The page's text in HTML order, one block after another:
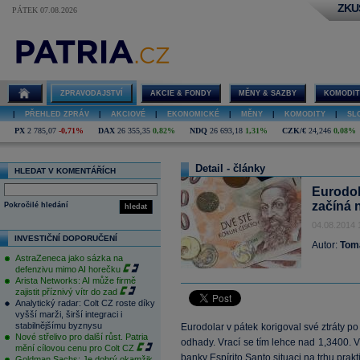
PÁTEK 07.08.2026
ZPRAVODAJSTVÍ AKCIE & FONDY MĚNY & SAZBY
PŘEHLED ZPRÁV AKCIOVÉ EKONOMICKÉ MĚNY KOMODITY
PX 2 785,07 -0,71% DAX 26 355,35 0,82% NDQ 26 693,18 1,31% CZK/€ 24,246 0,08%
HLEDAT V KOMENTÁŘÍCH
hledat
Pokročilé hledání
INVESTIČNÍ DOPORUČENÍ
AstraZeneca jako sázka na
defenzivu mimo AI horečku
Arista Networks: AI může firmě
zajistit příznivý vítr do zad
Analytický radar: Colt CZ roste díky
vyšší marži, širší integraci i
stabilnějšímu byznysu
Nové střelivo pro další růst. Patria
mění cílovou cenu pro Colt CZ
Detail - články
začíná
04.08.2014
Autor:
Eurodolar v pátek korigoval své ztráty
odhady. Vrací se tím lehce nad 1,3400.
banky Espírito Santo situaci na trhu